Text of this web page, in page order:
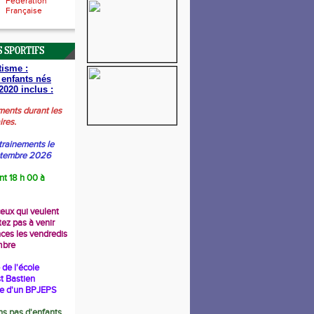
Française
SPORTIFS
:
nés
inclus :
durant les
le
2026
18 h 00 à
qui veulent
pas à venir
les vendredis
de l'école
Bastien
d'un BPJEPS